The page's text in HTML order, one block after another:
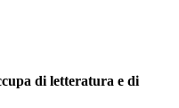
di letteratura e di